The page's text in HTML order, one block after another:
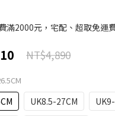
滿2000元，宅配、超取免運
NT$4,890
UK8.5-27CM